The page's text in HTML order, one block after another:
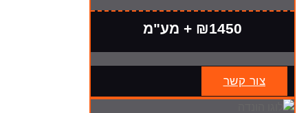
₪1450 + מע"מ
צור קשר